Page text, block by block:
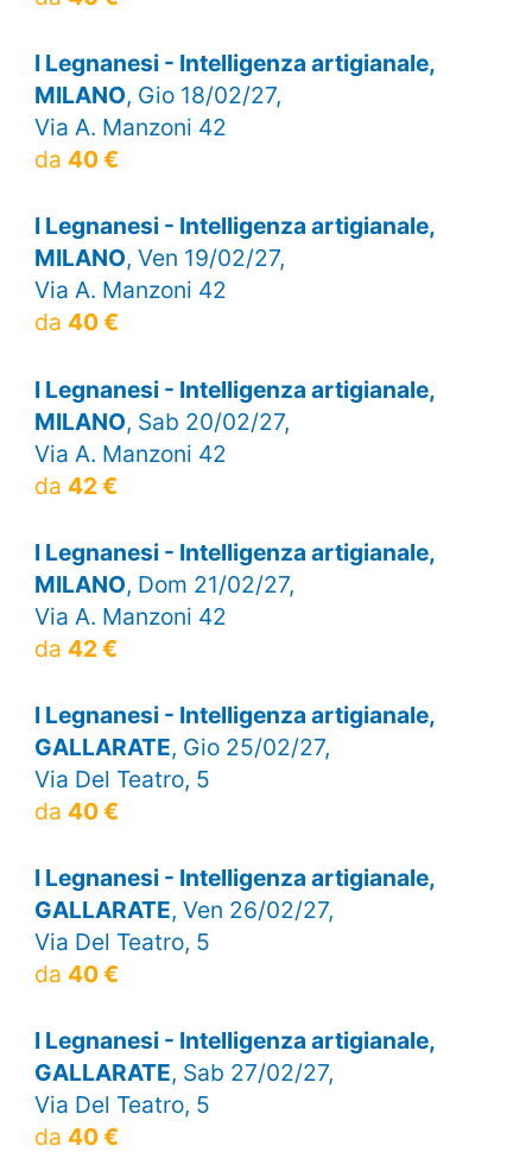
I Legnanesi - Intelligenza artigianale,
MILANO, Gio 18/02/27,
Via A. Manzoni 42
da 40 €
I Legnanesi - Intelligenza artigianale,
MILANO, Ven 19/02/27,
Via A. Manzoni 42
da 40 €
I Legnanesi - Intelligenza artigianale,
MILANO, Sab 20/02/27,
Via A. Manzoni 42
da 42 €
I Legnanesi - Intelligenza artigianale,
MILANO, Dom 21/02/27,
Via A. Manzoni 42
da 42 €
I Legnanesi - Intelligenza artigianale,
GALLARATE, Gio 25/02/27,
Via Del Teatro, 5
da 40 €
I Legnanesi - Intelligenza artigianale,
GALLARATE, Ven 26/02/27,
Via Del Teatro, 5
da 40 €
I Legnanesi - Intelligenza artigianale,
GALLARATE, Sab 27/02/27,
Via Del Teatro, 5
da 40 €